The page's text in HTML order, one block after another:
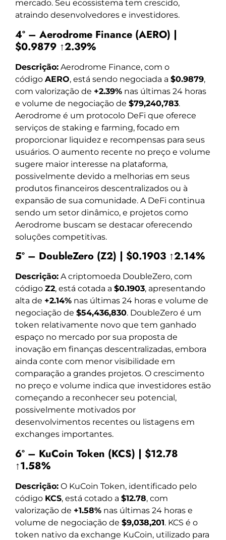
mercado. Seu ecossistema tem crescido,
atraindo desenvolvedores e investidores.
4º – Aerodrome Finance (AERO) |
$0.9879 ↑2.39%
Descrição: Aerodrome Finance, com o
código AERO, está sendo negociada a $0.9879,
com valorização de +2.39% nas últimas 24 horas
e volume de negociação de $79,240,783.
Aerodrome é um protocolo DeFi que oferece
serviços de staking e farming, focado em
proporcionar liquidez e recompensas para seus
usuários. O aumento recente no preço e volume
sugere maior interesse na plataforma,
possivelmente devido a melhorias em seus
produtos financeiros descentralizados ou à
expansão de sua comunidade. A DeFi continua
sendo um setor dinâmico, e projetos como
Aerodrome buscam se destacar oferecendo
soluções competitivas.
5º – DoubleZero (Z2) | $0.1903 ↑2.14%
Descrição: A criptomoeda DoubleZero, com
código Z2, está cotada a $0.1903, apresentando
alta de +2.14% nas últimas 24 horas e volume de
negociação de $54,436,830. DoubleZero é um
token relativamente novo que tem ganhado
espaço no mercado por sua proposta de
inovação em finanças descentralizadas, embora
ainda conte com menor visibilidade em
comparação a grandes projetos. O crescimento
no preço e volume indica que investidores estão
começando a reconhecer seu potencial,
possivelmente motivados por
desenvolvimentos recentes ou listagens em
exchanges importantes.
6º – KuCoin Token (KCS) | $12.78
↑1.58%
Descrição: O KuCoin Token, identificado pelo
código KCS, está cotado a $12.78, com
valorização de +1.58% nas últimas 24 horas e
volume de negociação de $9,038,201. KCS é o
token nativo da exchange KuCoin, utilizado para